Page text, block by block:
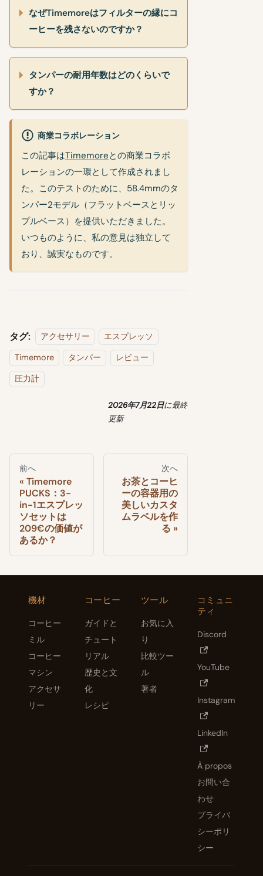
なぜTimemoreはフィルターの縁にコ
ーヒーを残さないのですか？
タンパーの耐用年数はどのくらいで
すか？
商業コラボレーション
この記事はTimemoreとの商業コラボ
レーションの一環として作成されまし
た。このテストのために、58.4mmのタ
ンパー2モデル（フラットベースとリッ
プルベース）を提供いただきました。
いつものように、私の意見は独立して
おり、誠実なものです。
タグ: アクセサリー
エスプレッソ
Timemore
タンパー
レビュー
圧力計
2026年7月22日に最終
更新
前へ
Timemore
PUCKS：3-
in-1エスプレッ
ソセットは
209€の価値が
あるか？
次へ
お茶とコーヒ
ーの容器用の
美しいカスタ
ムラベルを作
る
機材
コーヒー
ミル
コーヒー
マシン
アクセサ
リー
コーヒー
ガイドと
チュート
リアル
歴史と文
化
レシピ
ツール
お気に入
り
比較ツー
ル
著者
コミュニ
ティ
Discord
YouTube
Instagram
LinkedIn
À propos
お問い合
わせ
プライバ
シーポリ
シー